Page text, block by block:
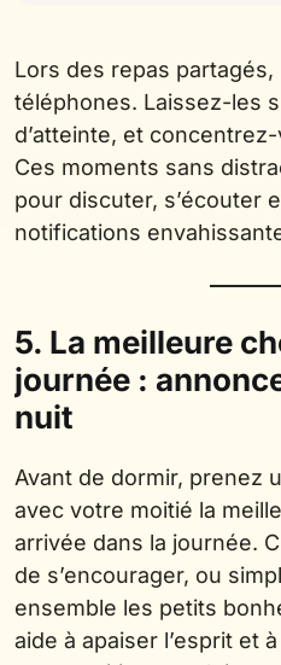
Lors des repas partagés,
téléphones. Laissez-les
d’atteinte, et
Ces moments sans
pour discuter, s’écouter
notifications
5. La meilleure
journée :
nuit
Avant de dormir, prenez
avec votre moitié la
arrivée dans la journée.
de s’encourager, ou
ensemble les petits
aide à apaiser l’esprit et